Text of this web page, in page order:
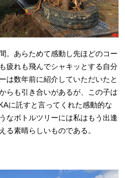
。あらためて感動し先ほどのコー
疲れも飛んでシャキッとする自分
は数年前に紹介していただいたと
らも引き合いがあるが、この子は
に託すと言ってくれた感動的な
なボトルツリーには私はもう出逢
る素晴らしいものである。